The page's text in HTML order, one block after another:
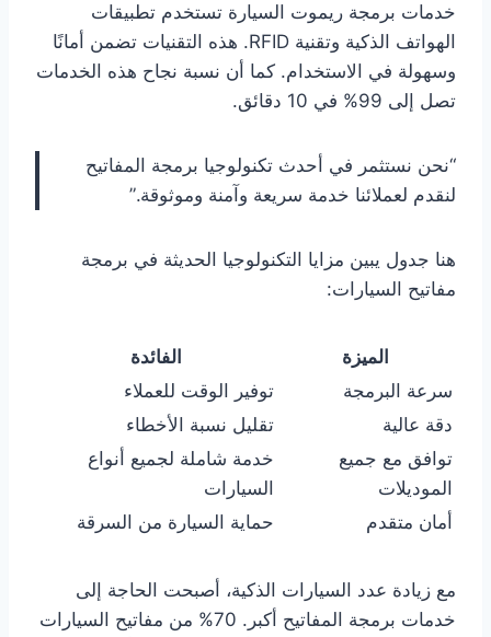
خدمات برمجة ريموت السيارة تستخدم تطبيقات
الهواتف الذكية وتقنية RFID. هذه التقنيات تضمن أمانًا
وسهولة في الاستخدام. كما أن نسبة نجاح هذه الخدمات
تصل إلى 99% في 10 دقائق.
“نحن نستثمر في أحدث تكنولوجيا برمجة المفاتيح
لنقدم لعملائنا خدمة سريعة وآمنة وموثوقة.”
هنا جدول يبين مزايا التكنولوجيا الحديثة في برمجة
مفاتيح السيارات:
الميزة
الفائدة
سرعة البرمجة
توفير الوقت للعملاء
دقة عالية
تقليل نسبة الأخطاء
توافق مع جميع
الموديلات
خدمة شاملة لجميع أنواع
السيارات
أمان متقدم
حماية السيارة من السرقة
مع زيادة عدد السيارات الذكية، أصبحت الحاجة إلى
خدمات برمجة المفاتيح أكبر. 70% من مفاتيح السيارات